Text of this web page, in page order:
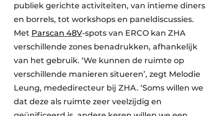
publiek gerichte activiteiten, van intieme diners
en borrels, tot workshops en paneldiscussies.
Met Parscan 48V-spots van ERCO kan ZHA
verschillende zones benadrukken, afhankelijk
van het gebruik. ‘We kunnen de ruimte op
verschillende manieren situeren’, zegt Melodie
Leung, mededirecteur bij ZHA. ‘Soms willen we
dat deze als ruimte zeer veelzijdig en